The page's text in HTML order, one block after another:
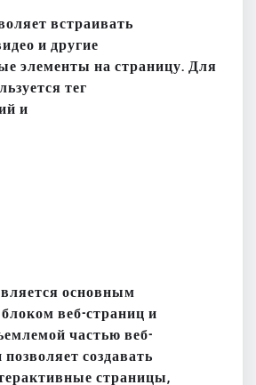
встраивать
и другие
элементы на страницу. Для
тег
и
основным
веб-страниц и
частью веб-
создавать
страницы,